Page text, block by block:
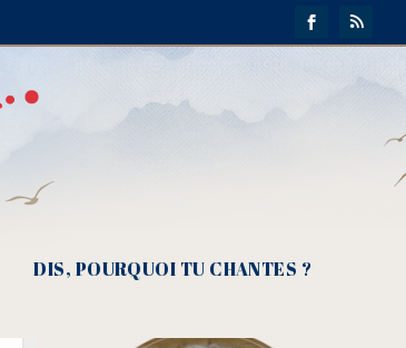
DIS, POURQUOI TU CHANTES ?